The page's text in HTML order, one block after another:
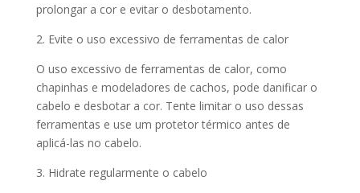
prolongar a cor e evitar o desbotamento.
2. Evite o uso excessivo de ferramentas de calor
O uso excessivo de ferramentas de calor, como
chapinhas e modeladores de cachos, pode danificar o
cabelo e desbotar a cor. Tente limitar o uso dessas
ferramentas e use um protetor térmico antes de
aplicá-las no cabelo.
3. Hidrate regularmente o cabelo